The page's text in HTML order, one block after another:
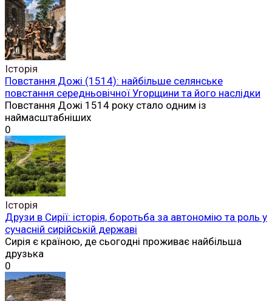
Історія
Повстання Дожі (1514): найбільше селянське
повстання середньовічної Угорщини та його наслідки
Повстання Дожі 1514 року стало одним із
наймасштабніших
0
Історія
Друзи в Сирії: історія, боротьба за автономію та роль у
сучасній сирійській державі
Сирія є країною, де сьогодні проживає найбільша
друзька
0